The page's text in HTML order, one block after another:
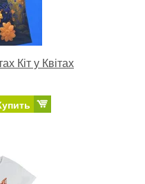
Кіт у Квітах